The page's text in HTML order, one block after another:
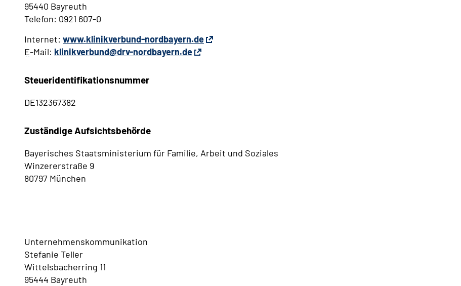
95440 Bayreuth
Telefon: 0921 607-0
Internet: www.klinikverbund-nordbayern.de
E-Mail: klinikverbund@drv-nordbayern.de
Steueridentifikationsnummer
DE132367382
Zuständige Aufsichtsbehörde
Bayerisches Staatsministerium für Familie, Arbeit und Soziales
Winzererstraße 9
80797 München
Unternehmenskommunikation
Stefanie Teller
Wittelsbacherring 11
95444 Bayreuth